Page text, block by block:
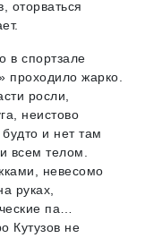
оторваться
в спортзале
проходило жарко.
росли,
неистово
и нет там
всем телом.
невесомо
руках,
па…
Кутузов не